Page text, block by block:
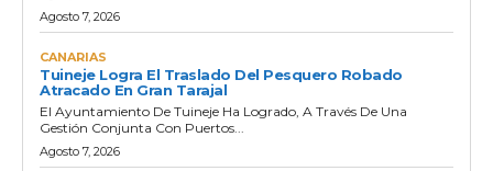
Agosto 7, 2026
CANARIAS
Tuineje Logra El Traslado Del Pesquero Robado
Atracado En Gran Tarajal
El Ayuntamiento De Tuineje Ha Logrado, A Través De Una
Gestión Conjunta Con Puertos...
Agosto 7, 2026